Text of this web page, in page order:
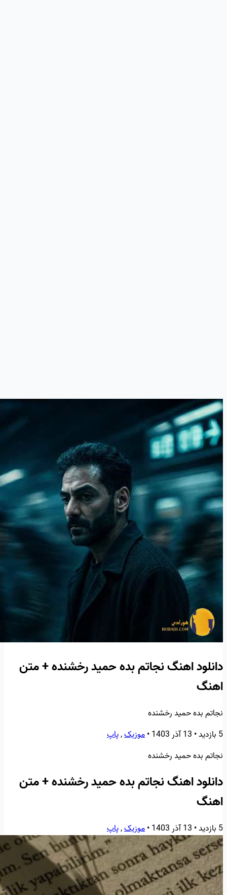
دانلود اهنگ نجاتم بده حمید رخشنده + متن
اهنگ
نجاتم بده حمید رخشنده
5 بازدید
• 13 آذر 1403 •موزیک,پاپ
نجاتم بده حمید رخشنده
دانلود اهنگ نجاتم بده حمید رخشنده + متن
اهنگ
5 بازدید • 13 آذر 1403 •موزیک,پاپ